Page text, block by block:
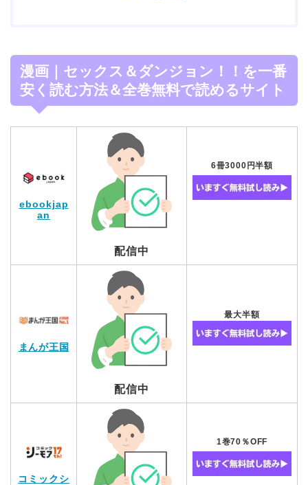
漫画｜セックス＆ダンジョン！！を一番
安く読む方法＆全巻無料で読めるサイト
ebookjap
an
配信中
6冊3000円半額
まんが王国
配信中
最大半額
コミックシ
1巻70％OFF